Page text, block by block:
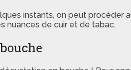
instants, on peut
nuances de cuir et de tabac.